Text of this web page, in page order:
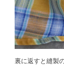
裏に返すと縫製